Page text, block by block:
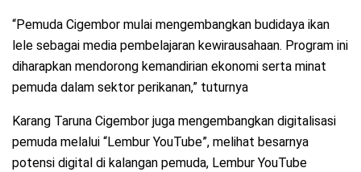
“Pemuda Cigembor mulai mengembangkan budidaya ikan
lele sebagai media pembelajaran kewirausahaan. Program ini
diharapkan mendorong kemandirian ekonomi serta minat
pemuda dalam sektor perikanan,” tuturnya
Karang Taruna Cigembor juga mengembangkan digitalisasi
pemuda melalui “Lembur YouTube”, melihat besarnya
potensi digital di kalangan pemuda, Lembur YouTube